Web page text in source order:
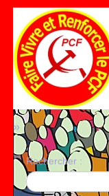
»
Rechercher :